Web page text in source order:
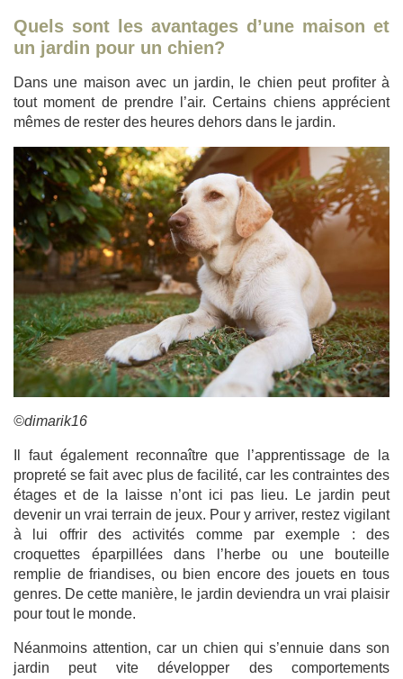
Quels sont les avantages d’une maison et
un jardin pour un chien?
Dans une maison avec un jardin, le chien peut profiter à
tout moment de prendre l’air. Certains chiens apprécient
mêmes de rester des heures dehors dans le jardin.
©dimarik16
Il faut également reconnaître que l’apprentissage de la
propreté se fait avec plus de facilité, car les contraintes des
étages et de la laisse n’ont ici pas lieu.
Le jardin peut
devenir un vrai terrain de jeux. Pour y arriver, restez vigilant
à lui offrir des activités comme par exemple : des
croquettes éparpillées dans l’herbe ou une bouteille
remplie de friandises, ou bien encore des jouets en tous
genres. De cette manière, le jardin deviendra un vrai plaisir
pour tout le monde.
Néanmoins attention, car un chien qui s’ennuie dans son
jardin peut vite développer des comportements